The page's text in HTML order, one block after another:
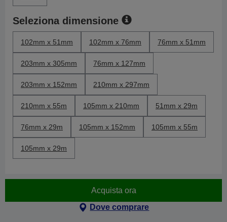
Seleziona dimensione
102mm x 51mm 102mm x 76mm 76mm x 51mm
203mm x 305mm 76mm x 127mm
203mm x 152mm 210mm x 297mm
210mm x 55m 105mm x 210mm 51mm x 29m
76mm x 29m 105mm x 152mm 105mm x 55m
105mm x 29m
Acquista ora
Dove comprare